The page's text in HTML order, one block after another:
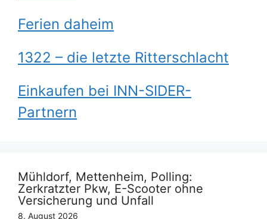
Ferien daheim
1322 – die letzte Ritterschlacht
Einkaufen bei INN-SIDER-
Partnern
Mühldorf, Mettenheim, Polling:
Zerkratzter Pkw, E-Scooter ohne
Versicherung und Unfall
8. August 2026